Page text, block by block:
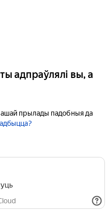
адпраўлялі вы, а
прылады падобныя да